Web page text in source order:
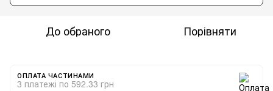
До обраного Порівняти
ОПЛАТА ЧАСТИНАМИ
3 платежі по 592.33 грн